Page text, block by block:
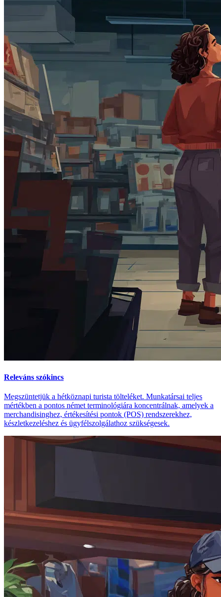
Releváns szókincs
Megszüntetjük a hétköznapi turista tölteléket. Munkatársai teljes
mértékben a pontos német terminológiára koncentrálnak, amelyek a
merchandisinghez, értékesítési pontok (POS) rendszerekhez,
készletkezeléshez és ügyfélszolgálathoz szükségesek.